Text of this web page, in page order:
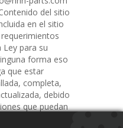
del sitio
en el sitio
Ley para su
forma eso
que estar
completa,
debido
que puedan